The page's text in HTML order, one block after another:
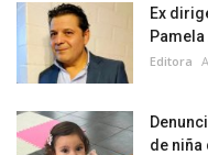
Ex
Editora
de niña